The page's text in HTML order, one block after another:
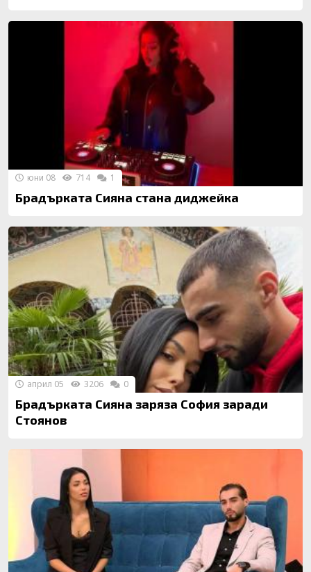
Брадърката Сияна стана диджейка
юни 08 714 1
Брадърката Сияна заряза София заради
Стоянов
април 05 3206 0